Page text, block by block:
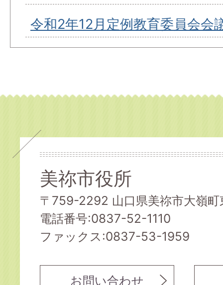
令和2年12月定例教育委員会会
美祢市役所
〒759-2292 山口県美祢市大嶺
電話番号:0837-52-1110
ファックス:0837-53-1959
お問い合わせ